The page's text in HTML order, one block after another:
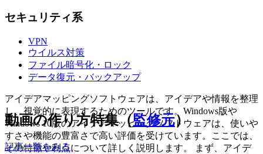
セキュリティ系
VPN
ウイルス対策
ファイル暗号化・ロック
データ復元・バックアップ
アイデアマッピングソフトウェアは、アイデアや情報を整理
し、視覚的に表現するためのツールです。Windows版や
Windows 10版のアイデアマッピングソフトウェアは、使いや
すさや機能の豊富さで高い評価を受けています。ここでは、
その特徴や利点について詳しく説明します。 まず、アイデ
動画の作り方特集（監修元）
記事一覧をみる